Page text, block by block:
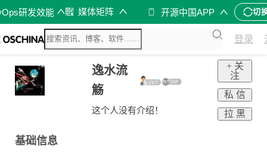
研发效能 媒体矩阵 开源中国APP 切
登录
逸水流
觞
这个人没有介绍！
+ 关
注
私 信
拉 黑
基础信息